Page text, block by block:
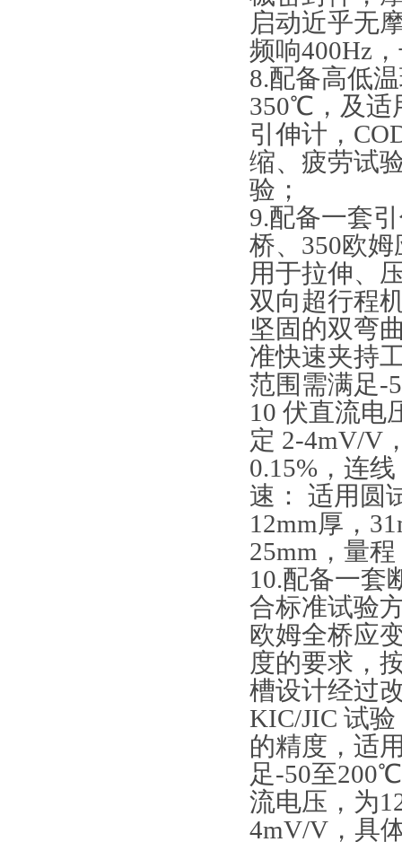
启动近乎无
频响400Hz
8.配备高低
350℃，及适
引伸计，
缩、疲劳试
验；
9.配备一套
桥、350欧
用于拉伸、
双向超行程
坚固的双弯
准快速夹持
范围需满足-
10 伏直流电
定 2-4mV/V
0.15%，连
速： 适用圆
12mm厚，
25mm，量
10.配备一套
合标准试验
欧姆全桥应
度的要求，
槽设计经过
KIC/JIC 试
的精度，适
足-50至
流电压，为
4mV/V，具